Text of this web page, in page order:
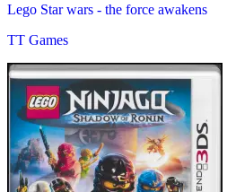
Lego Star wars - the force awakens
TT Games